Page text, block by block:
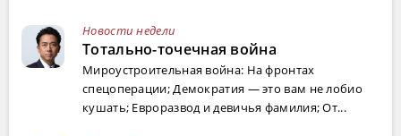
Новости недели
Тотально-точечная война
Мироустроительная война: На фронтах
спецоперации; Демократия — это вам не лобио
кушать; Евроразвод и девичья фамилия; От...